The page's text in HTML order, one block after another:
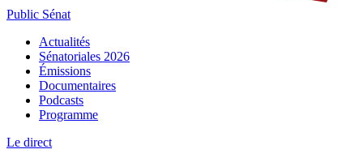
Public Sénat
Actualités
Sénatoriales 2026
Émissions
Documentaires
Podcasts
Programme
Le direct